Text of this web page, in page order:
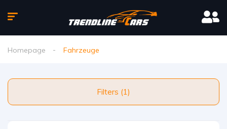
Homepage Fahrzeuge
Filters (1)